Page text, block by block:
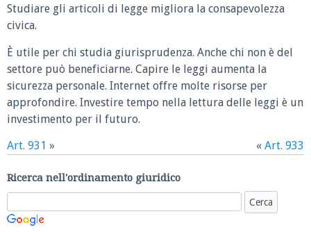
Studiare gli articoli di legge migliora la consapevolezza
civica.
È utile per chi studia giurisprudenza. Anche chi non è del
settore può beneficiarne. Capire le leggi aumenta la
sicurezza personale. Internet offre molte risorse per
approfondire. Investire tempo nella lettura delle leggi è un
investimento per il futuro.
Art. 931 » « Art. 933
Ricerca nell'ordinamento giuridico